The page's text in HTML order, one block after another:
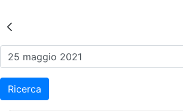
Risultati della
Ricerca